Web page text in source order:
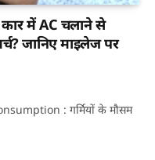
में AC चलाने से
जानिए माइलेज पर
: गर्मियों के मौसम